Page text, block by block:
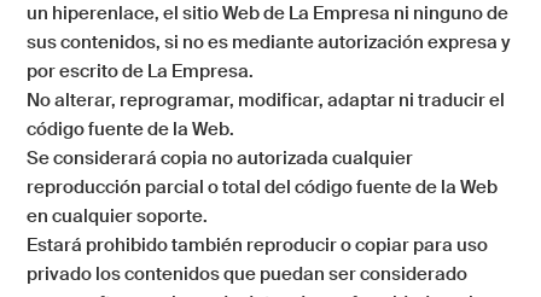
un hiperenlace, el sitio Web de La Empresa ni ninguno de
sus contenidos, si no es mediante autorización expresa y
por escrito de La Empresa.
No alterar, reprogramar, modificar, adaptar ni traducir el
código fuente de la Web.
Se considerará copia no autorizada cualquier
reproducción parcial o total del código fuente de la Web
en cualquier soporte.
Estará prohibido también reproducir o copiar para uso
privado los contenidos que puedan ser considerado